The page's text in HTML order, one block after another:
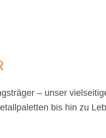
– unser
bis hin zu